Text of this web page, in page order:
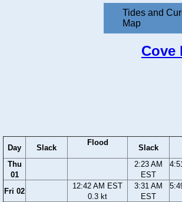
Tides and
Map
Cove
Day Slack
Flood
Slack
Thu
01
2:23 AM
EST
Fri 02
12:42 AM EST
0.3 kt
3:31 AM
EST